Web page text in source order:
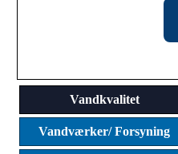
Vandkvalitet
Vandværker/ Forsyning